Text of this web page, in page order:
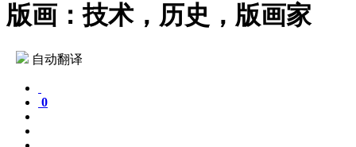
版画：技术，历史，版画家
自动翻译
0